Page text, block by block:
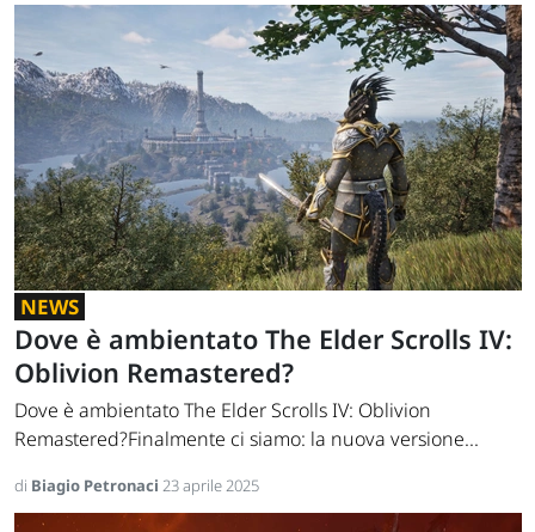
NEWS
Dove è ambientato The Elder Scrolls IV:
Oblivion Remastered?
Dove è ambientato The Elder Scrolls IV: Oblivion
Remastered?Finalmente ci siamo: la nuova versione...
di Biagio Petronaci 23 aprile 2025